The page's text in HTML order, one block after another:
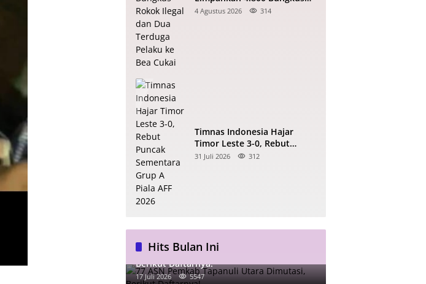
Rokok Ilegal dan Dua
4 Agustus 2026 314
Timnas Indonesia Hajar
Timor Leste 3-0, Rebut
Puncak Sementara Grup A
31 Juli 2026 312
Hits Bulan Ini
77 ASN Pemkab Tapanuli Utara Dimutasi,
Berikut Daftarnya!
17 Juli 2026 5547